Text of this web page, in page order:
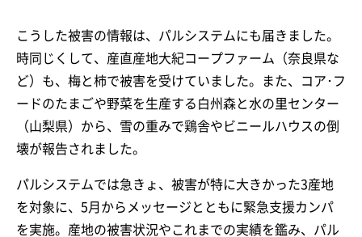
こうした被害の情報は、パルシステムにも届きました。
時同じくして、産直産地大紀コープファーム（奈良県な
ど）も、梅と柿で被害を受けていました。また、コア･フ
ードのたまごや野菜を生産する白州森と水の里センター
（山梨県）から、雪の重みで鶏舎やビニールハウスの倒
壊が報告されました。
パルシステムでは急きょ、被害が特に大きかった3産地
を対象に、5月からメッセージとともに緊急支援カンパ
を実施。産地の被害状況やこれまでの実績を鑑み、パル